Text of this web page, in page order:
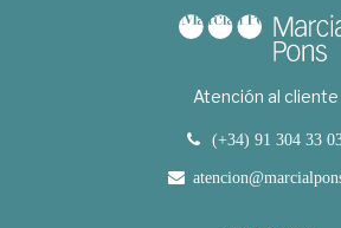
Atención al cliente
(+34) 91 304 33